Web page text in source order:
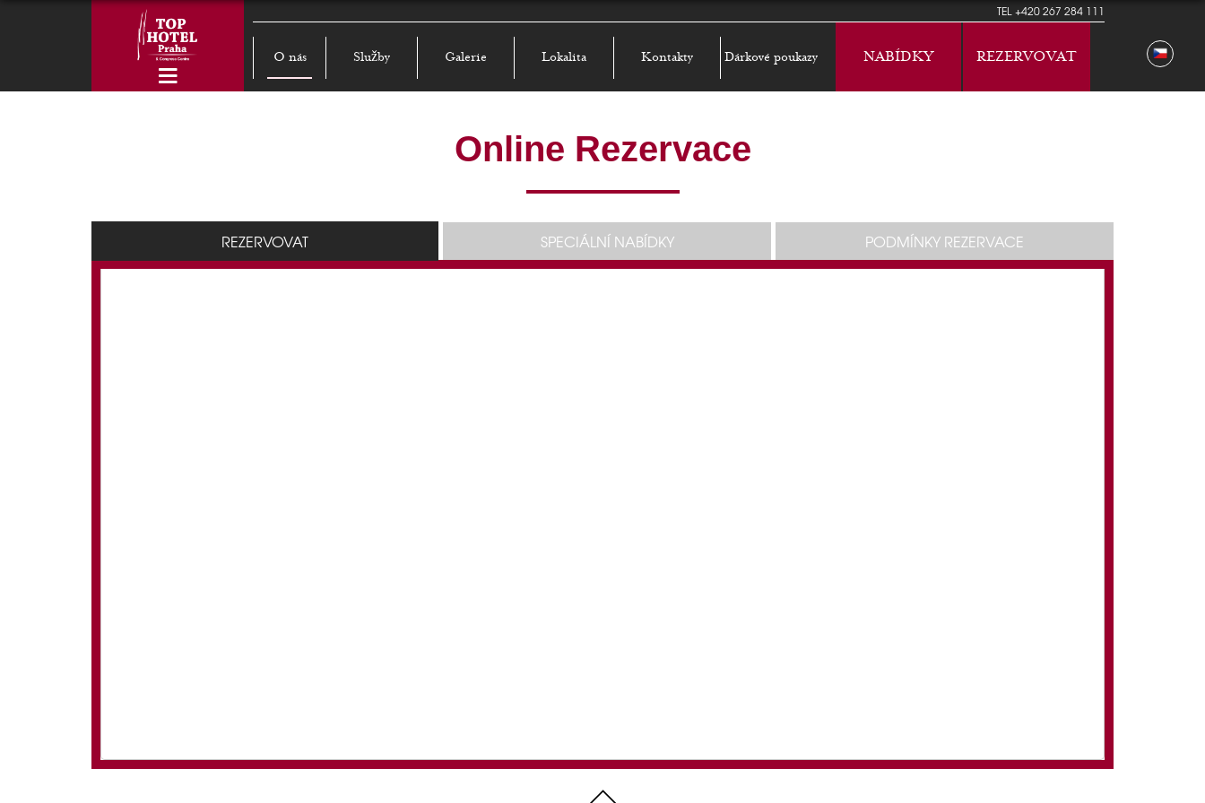
TEL+420 267 284 111
O nás Služby Galerie Lokalita Kontakty Dárkové poukazy NABÍDKY REZERVOVAT
Online Rezervace
REZERVOVAT SPECIÁLNÍ NABÍDKY PODMÍNKY REZERVACE